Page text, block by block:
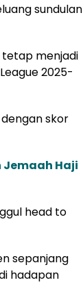
sundulan
tetap menjadi
2025-
skor
Jemaah Haji
head to
sepanjang
hadapan